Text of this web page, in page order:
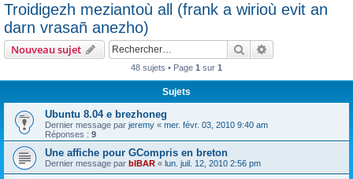
Troidigezh meziantoù all (frank a wirioù evit an
darn vrasañ anezho)
Nouveau sujet Rechercher
48 sujets • Page 1 sur 1
Sujets
Ubuntu 8.04 e brezhoneg
Dernier message par jeremy « mer. févr. 03, 2010 9:40 am
Réponses : 9
Une affiche pour GCompris en breton
Dernier message par bIBAR « lun. juil. 12, 2010 2:56 pm